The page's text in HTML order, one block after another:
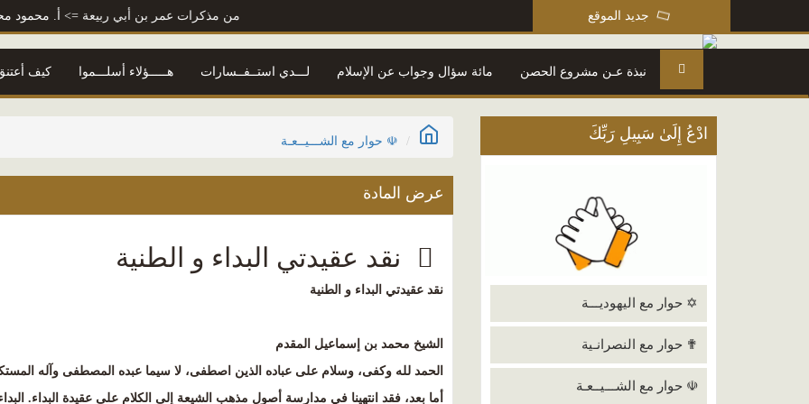
جديد الموقع من مذكرات عمر بن أبي ربيعة => أ. محمود محمد شاكر
نبذة عـن مشروع الحصن مائة سؤال وجواب عن الإسلام لـــدي استــفــسارات هـــــؤلاء أسلـــموا كيف
ادْعُ إِلَىٰ سَبِيلِ رَبِّكَ
✡ حوار مع اليهوديـــة
✟ حوار مع النصرانـية
☫ حوار مع الشـــيــعـة
☫ حوار مع الشـــيــعـة
عرض المادة
نقد عقيدتي البداء و الطنية
نقد عقيدتي البداء و الطنية
الشيخ محمد بن إسماعيل المقدم
الحمد لله وكفى، وسلام على عباده الذين اصطفى، لا سيما عبده المصطفى وآله
أما بعد، فقد انتهينا في مدارسة أصول مذهب الشيعة إلى الكلام على عقيدة البداء.